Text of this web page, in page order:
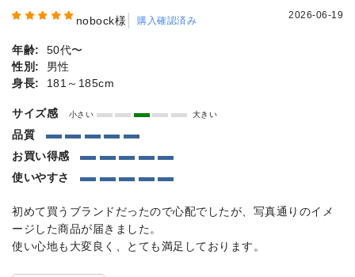
nobock様 購入確認済み 2026-06-19
年齢:
50代〜
性別:
男性
身長:
181～185cm
サイズ感 小さい 大きい
品質
お買い得感
使いやすさ
初めて買うブランドだったので心配でしたが、写真通りのイメ
ージした商品が届きました。
使い心地も大変良く、とても満足しております。